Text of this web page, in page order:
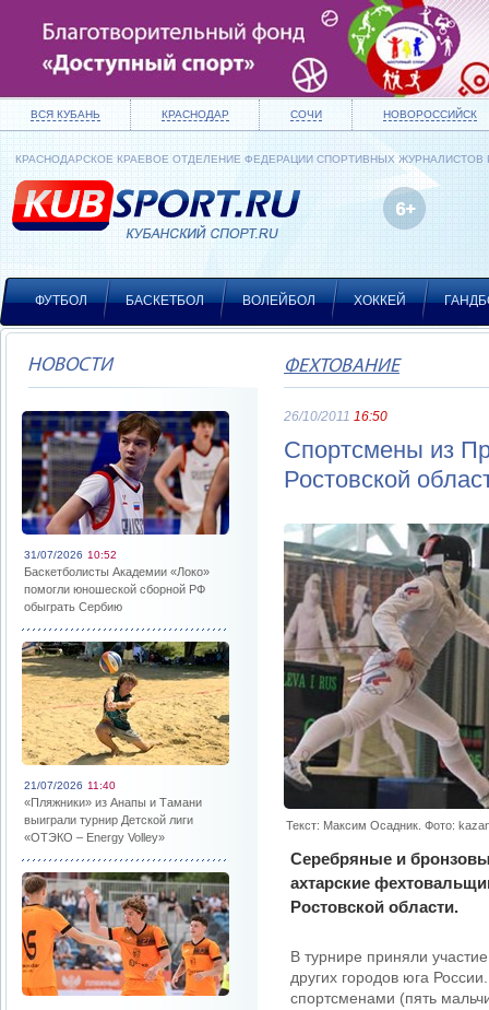
ВСЯ КУБАНЬ КРАСНОДАР СОЧИ НОВОРОССИЙСК
КРАСНОДАРСКОЕ КРАЕВОЕ ОТДЕЛЕНИЕ ФЕДЕРАЦИИ СПОРТИВНЫХ ЖУРНАЛИСТОВ
ФУТБОЛ БАСКЕТБОЛ ВОЛЕЙБОЛ ХОККЕЙ
НОВОСТИ
31/07/2026 10:52
Баскетболисты Академии «Локо»
помогли юношеской сборной РФ
обыграть Сербию
21/07/2026 11:40
«Пляжники» из Анапы и Тамани
выиграли турнир Детской лиги
«ОТЭКО – Energy Volley»
ФЕХТОВАНИЕ
26/10/2011 16:50
Спортсмены из
Ростовской
Текст: Максим Осадник. Фото:
Серебряные и
ахтарские
Ростовской области.
В турнире приняли
других городов юга
спортсменами (пять